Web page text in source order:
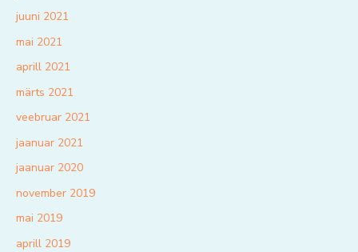
juuni 2021
mai 2021
aprill 2021
märts 2021
veebruar 2021
jaanuar 2021
jaanuar 2020
november 2019
mai 2019
aprill 2019